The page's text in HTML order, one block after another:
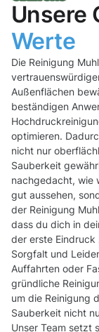
Unsere
Werte
Die Reinigung
Außenflächen
beständigen
optimieren.
nicht nur
Sauberkeit
nachgedacht, wie
gut aussehen,
der Reinigung
dass du dich in
der erste
Sorgfalt und
Auffahrten oder
gründliche
um die Reinigung
Sauberkeit nicht
Unser Team setzt